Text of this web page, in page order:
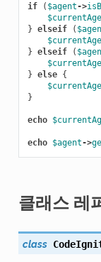
if ( $agent->
} elseif (
} elseif (
} else {
}
echo
echo $agent->
클래스 레
class